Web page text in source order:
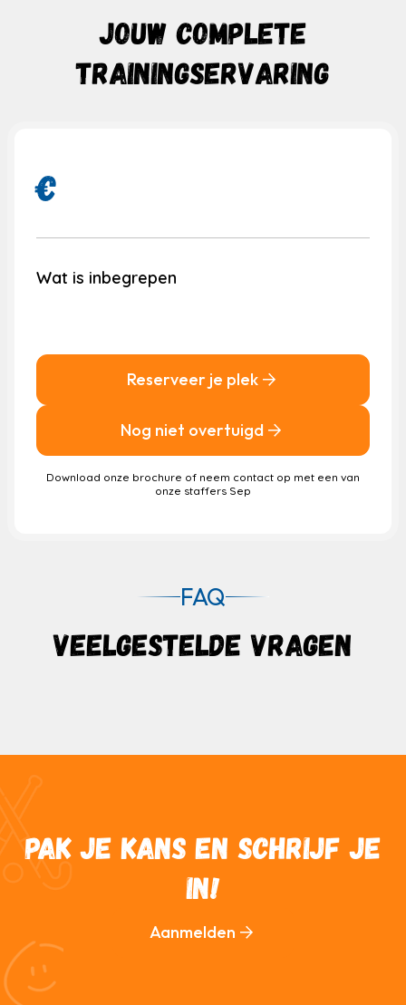
JOUW COMPLETE
TRAININGSERVARING
€
Wat is inbegrepen
Reserveer je plek
Nog niet overtuigd
Download onze brochure of neem contact op met een van
onze staffers Sep
FAQ
VEELGESTELDE VRAGEN
PAK JE KANS EN SCHRIJF JE
IN!
Aanmelden